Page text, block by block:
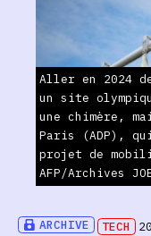
ARCHIVE TECH
Aller en 2024
un site
une chimère,
Paris (ADP),
projet de
AFP/Archives